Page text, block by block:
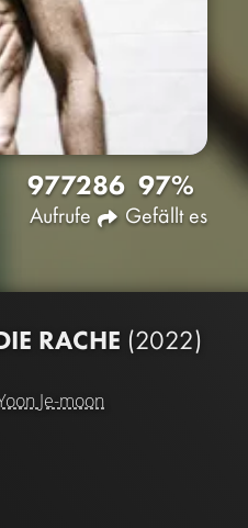
9772
Aufrufe
86 97%
Gefällt es
RACHE (2022)
Je-moon